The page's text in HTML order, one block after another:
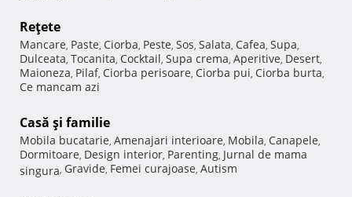
Reţete
Mancare, Paste, Ciorba, Peste, Sos, Salata, Cafea, Supa,
Dulceata, Tocanita, Cocktail, Supa crema, Aperitive, Desert,
Maioneza, Pilaf, Ciorba perisoare, Ciorba pui, Ciorba burta,
Ce mancam azi
Casă şi familie
Mobila bucatarie, Amenajari interioare, Mobila, Canapele,
Dormitoare, Design interior, Parenting, Jurnal de mama
singura, Gravide, Femei curajoase, Autism